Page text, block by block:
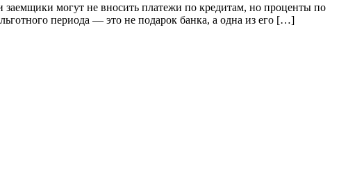
могут не вносить платежи по кредитам, но проценты по
периода — это не подарок банка, а одна из его […]